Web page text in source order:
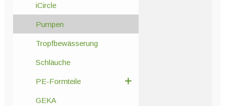
iCircle
Pumpen
Tropfbewässerung
Schläuche
PE-Formteile
GEKA